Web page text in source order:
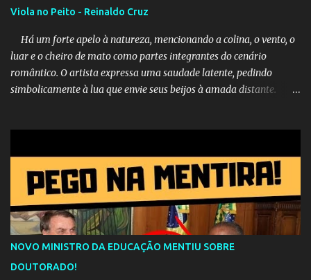
Viola no Peito - Reinaldo Cruz
Há um forte apelo à natureza, mencionando a colina, o vento, o
luar e o cheiro de mato como partes integrantes do cenário
romântico. O artista expressa uma saudade latente, pedindo
simbolicamente à lua que envie seus beijos à amada distante. A
que continuará esperando enquanto houver canções para entoar. A
obra conclui como uma promessa de fidelidade e esperança no
reencontro, unindo a tradição da viola com o sentimento universal
do amor. No geral, o vídeo apresenta uma narrativa lírica sobre a
persistência do afeto através do tempo e do espaço. YouTube
YouTube YouTube
NOVO MINISTRO DA EDUCAÇÃO MENTIU SOBRE
DOUTORADO!